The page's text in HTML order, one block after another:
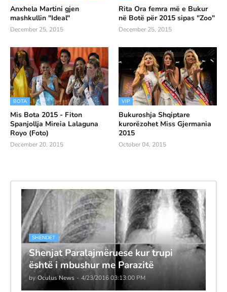
Anxhela Martini gjen
mashkullin "Ideal"
December 25, 2015
Rita Ora femra më e Bukur
në Botë për 2015 sipas "Zoo"
December 25, 2015
BOTA
Mis Bota 2015 - Fiton
Spanjollja Mireia Lalaguna
Royo (Foto)
December 20, 2015
VIP
Bukuroshja Shqiptare
kurorëzohet Miss Gjermania
2015
October 04, 2015
SHENDET
Shenjat Paralajmëruese kur trupi
është i mbushur me Parazitë
by Oculus News - 4/23/2016 03:13:00 PM